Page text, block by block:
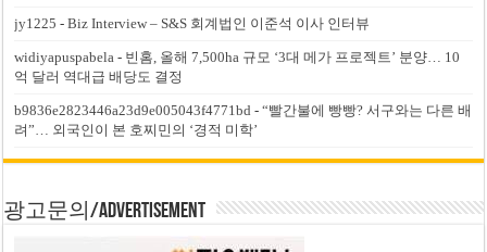
jy1225 -Biz Interview – S&S 회계법인 이준석 이사 인터뷰
widiyapuspabela - 빈홈, 올해 7,500ha 규모 ‘3대 메가 프로젝트’ 분양… 10
억 달러 역대급 배당도 결정
b9836e2823446a23d9e005043f4771bd -“빨간불에 빵빵? 서구와는 다른 배
려”… 외국인이 본 호찌민의 ‘경적 미학’
광고문의/Advertisement